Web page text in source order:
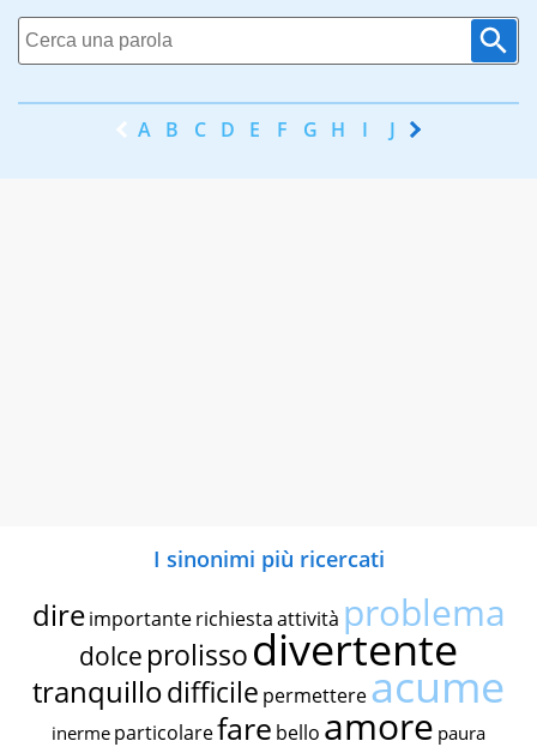
A B C D E F G H I J K
I sinonimi più ricercati
dire importante richiestaattività problema
dolce prolissodivertente
tranquillodifficile permettereacume
inerme particolarefare bello amore paura